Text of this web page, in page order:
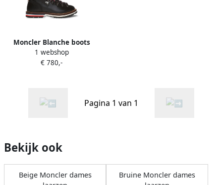
Moncler Blanche boots
Zwart
1 webshop
€ 780,-
Pagina 1 van 1
Bekijk ook
Beige Moncler dames
Bruine Moncler dames